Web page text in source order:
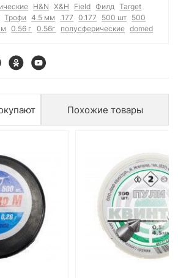
H&N Х&Н Field Филд
Target
Трофи 4.5 мм .177 0.177 500 шт 500
0.56 г 0.56г полусферические domed
Похожие товары